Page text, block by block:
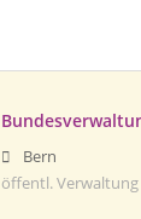
Bern
öffentl.